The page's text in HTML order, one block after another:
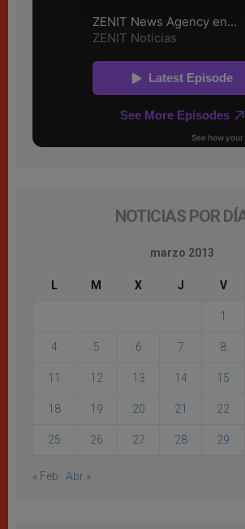
NOTICIAS POR
marzo 2013
L M X J V
1
4 5 6 7 8
11 12 13 14 15
18 19 20 21 22
25 26 27 28 29
« Feb Abr »